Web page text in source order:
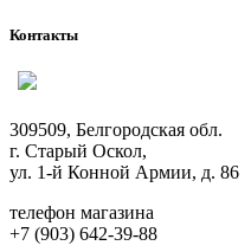
на
товара.
Контакты
309509, Белгородская обл.
г. Старый Оскол,
ул. 1-й Конной Армии, д. 86
телефон магазина
+7 (903) 642-39-88